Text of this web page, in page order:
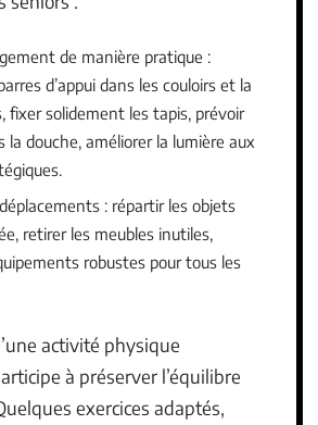
de manière pratique :
d’appui dans les couloirs et la
fixer solidement les tapis, prévoir
la douche, améliorer la lumière aux
: répartir les objets
retirer les meubles inutiles,
robustes pour tous les
activité physique
à préserver l’équilibre
exercices adaptés,